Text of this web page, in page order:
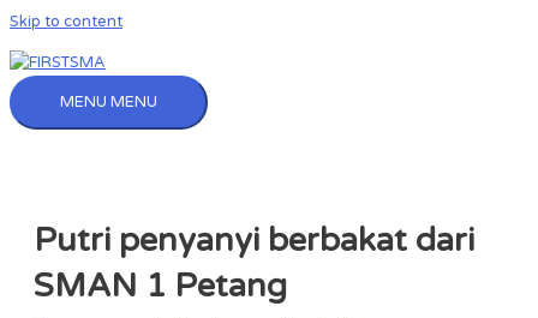
Skip to content
MENU MENU
Putri penyanyi berbakat dari
SMAN 1 Petang